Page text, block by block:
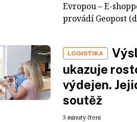
Evropou – E-
provádí Geopost
LOGISTIKA
ukazuje
výdejen.
soutěž
3 minuty čtení